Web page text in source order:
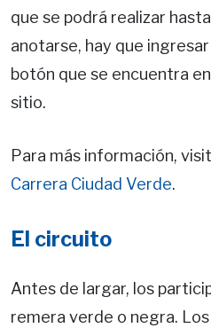
que se podrá realizar
anotarse, hay que ingresar
botón que se encuentra
sitio.
Para más información,
Carrera Ciudad Verde.
El circuito
Antes de largar, los
remera verde o negra.